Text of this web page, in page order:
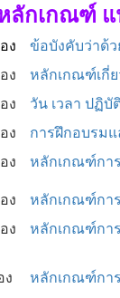
ลักเกณฑ์
ง
ข้อบังคับว่าด้
ง
หลักเกณฑ์เกี่
ง
วัน เวลา ปฏิ
ง
การฝึกอบรม
ง
หลักเกณฑ์การ
ง
หลักเกณฑ์กา
ง
หลักเกณฑ์การ
ง
หลักเกณฑ์กา